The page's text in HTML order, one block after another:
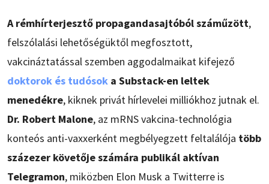
A rémhírterjesztő propagandasajtóból száműzött,
felszólalási lehetőségüktől megfosztott,
vakcináztatással szemben aggodalmaikat kifejező
doktorok és tudósok a Substack-en leltek
menedékre, kiknek privát hírlevelei milliókhoz jutnak el.
Dr. Robert Malone, az mRNS vakcina-technológia
konteós anti-vaxxerként megbélyegzett feltalálója több
százezer követője számára publikál aktívan
Telegramon, miközben Elon Musk a Twitterre is